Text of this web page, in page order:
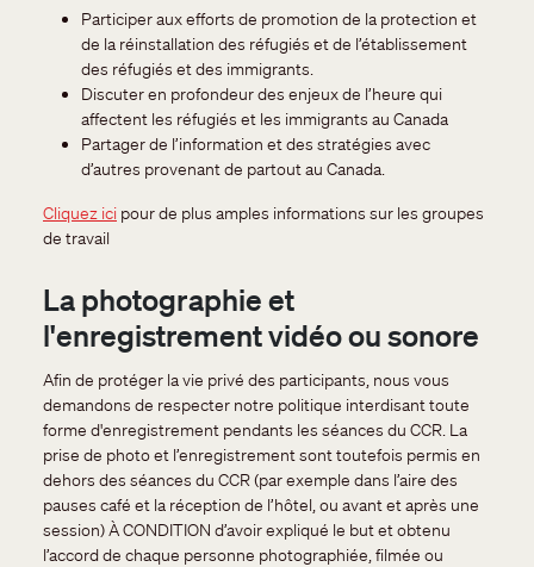
Participer aux efforts de promotion de la protection et
de la réinstallation des réfugiés et de l’établissement
des réfugiés et des immigrants.
Discuter en profondeur des enjeux de l’heure qui
affectent les réfugiés et les immigrants au Canada
Partager de l’information et des stratégies avec
d’autres provenant de partout au Canada.
Cliquez ici pour de plus amples informations sur les groupes
de travail
La photographie et
l'enregistrement vidéo ou sonore
Afin de protéger la vie privé des participants, nous vous
demandons de respecter notre politique interdisant toute
forme d'enregistrement pendants les séances du CCR. La
prise de photo et l’enregistrement sont toutefois permis en
dehors des séances du CCR (par exemple dans l’aire des
pauses café et la réception de l’hôtel, ou avant et après une
session) À CONDITION d’avoir expliqué le but et obtenu
l’accord de chaque personne photographiée, filmée ou